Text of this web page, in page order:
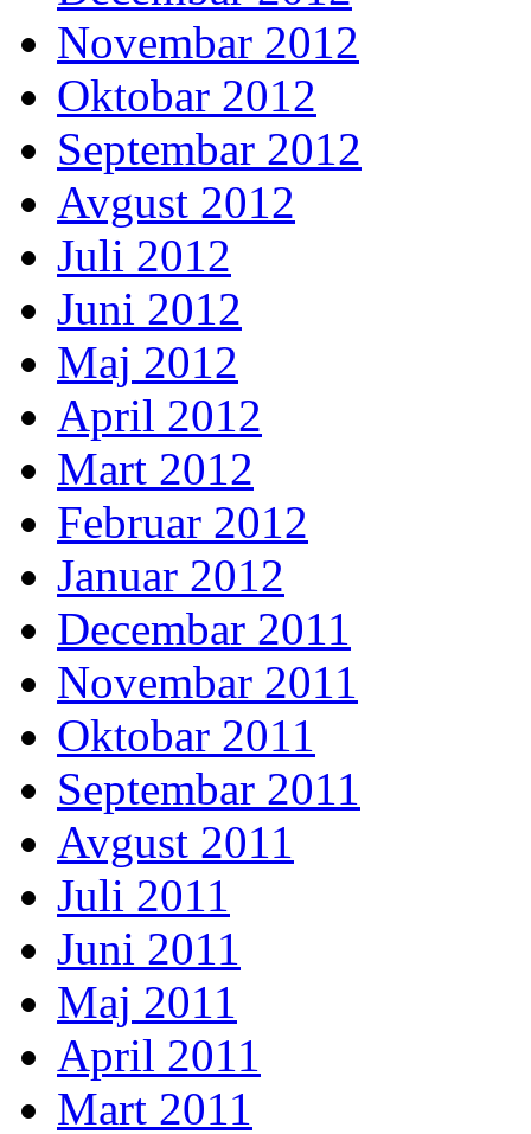
Novembar 2012
Oktobar 2012
Septembar 2012
Avgust 2012
Juli 2012
Juni 2012
Maj 2012
April 2012
Mart 2012
Februar 2012
Januar 2012
Decembar 2011
Novembar 2011
Oktobar 2011
Septembar 2011
Avgust 2011
Juli 2011
Juni 2011
Maj 2011
April 2011
Mart 2011